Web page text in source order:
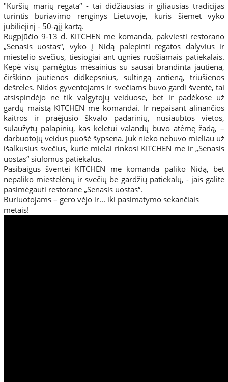
"Kuršių marių regata“ - tai didžiausias ir giliausias tradicijas
turintis buriavimo renginys Lietuvoje, kuris šiemet vyko
jubiliejinį - 50-ąjį kartą.
Rugpjūčio 9-13 d. KITCHEN me komanda, pakviesti restorano
„Senasis uostas“, vyko į Nidą palepinti regatos dalyvius ir
miestelio svečius, tiesiogiai ant ugnies ruošiamais patiekalais.
Kepė visų pamėgtus mėsainius su sausai brandinta jautiena,
čirškino jautienos didkepsnius, sultingą antieną, triušienos
dešreles. Nidos gyventojams ir svečiams buvo gardi šventė, tai
atsispindėjo ne tik valgytojų veiduose, bet ir padėkose už
gardų maistą KITCHEN me komandai. Ir nepaisant alinančios
kaitros ir praėjusio škvalo padarinių, nusiaubtos vietos,
sulaužytų palapinių, kas keletui valandų buvo atėmę žadą, –
darbuotojų veidus puošė šypsena. Juk nieko nebuvo mieliau už
išalkusius svečius, kurie mielai rinkosi KITCHEN me ir „Senasis
uostas“ siūlomus patiekalus.
Pasibaigus šventei KITCHEN me komanda paliko Nidą, bet
nepaliko miestelėnų ir svečių be gardžių patiekalų, - jais galite
pasimėgauti restorane „Senasis uostas“.
Buriuotojams – gero vėjo ir... iki pasimatymo sekančiais
metais!